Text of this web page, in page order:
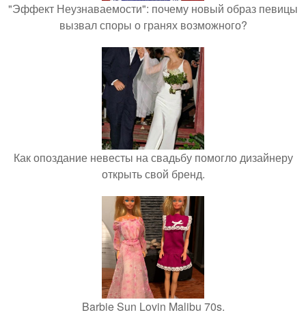
"Эффект Неузнаваемости": почему новый образ певицы
вызвал споры о гранях возможного?
Как опоздание невесты на свадьбу помогло дизайнеру
открыть свой бренд.
Barbie Sun Lovin Malibu 70s.